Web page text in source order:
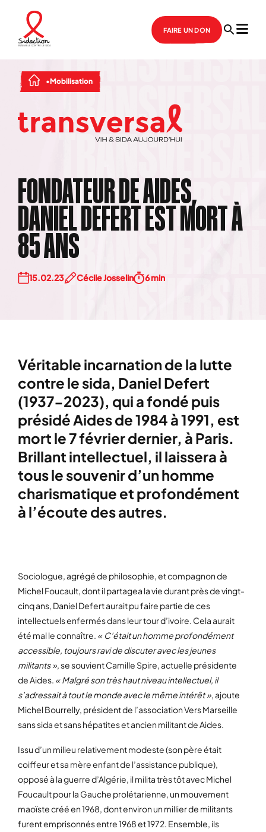
FAIRE UN DON
Mobilisation
FONDATEUR DE AIDES,
DANIEL DEFERT EST MORT À
85 ANS
15.02.23 Cécile Josselin 6 min
Véritable incarnation de la lutte
contre le sida, Daniel Defert
(1937-2023), qui a fondé puis
présidé Aides de 1984 à 1991, est
mort le 7 février dernier, à Paris.
Brillant intellectuel, il laissera à
tous le souvenir d’un homme
charismatique et profondément
à l’écoute des autres.
Sociologue, agrégé de philosophie, et compagnon de
Michel Foucault, dont il partagea la vie durant près de vingt-
cinq ans, Daniel Defert aurait pu faire partie de ces
intellectuels enfermés dans leur tour d’ivoire. Cela aurait
été mal le connaître. « C’était un homme profondément
accessible, toujours ravi de discuter avec les jeunes
militants », se souvient Camille Spire, actuelle présidente
de Aides. « Malgré son très haut niveau intellectuel, il
s’adressait à tout le monde avec le même intérêt », ajoute
Michel Bourrelly, président de l’association Vers Marseille
sans sida et sans hépatites et ancien militant de Aides.
Issu d’un milieu relativement modeste (son père était
coiffeur et sa mère enfant de l’assistance publique),
opposé à la guerre d’Algérie, il milita très tôt avec Michel
Foucault pour la Gauche prolétarienne, un mouvement
maoïste créé en 1968, dont environ un millier de militants
furent emprisonnés entre 1968 et 1972. Ensemble, ils